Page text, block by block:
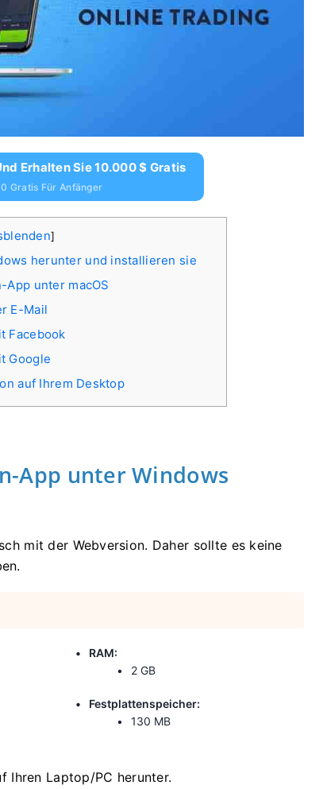
Erhalten Sie 10.000 $ Gratis
Gratis Für Anfänger
]
herunter und installieren sie
unter macOS
E-Mail
Facebook
Google
auf Ihrem Desktop
App unter Windows
mit der Webversion. Daher sollte es keine
RAM:
2 GB
Festplattenspeicher:
130 MB
Ihren Laptop/PC herunter.